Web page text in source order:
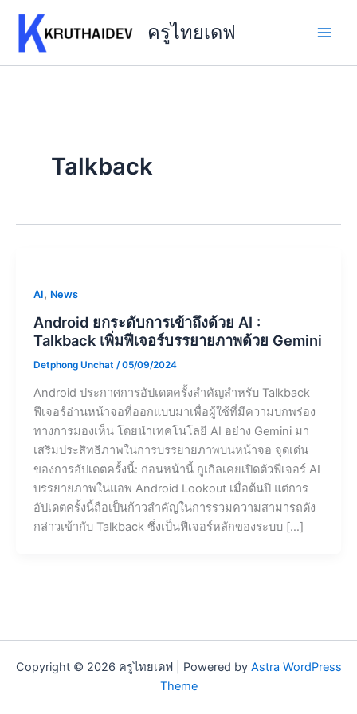
content
ครูไทยเดฟ
Talkback
AI, News
Android ยกระดับการเข้าถึงด้วย AI :
Talkback เพิ่มฟีเจอร์บรรยายภาพด้วย Gemini
Detphong Unchat /05/09/2024
Android ประกาศการอัปเดตครั้งสำคัญสำหรับ Talkback
ฟีเจอร์อ่านหน้าจอที่ออกแบบมาเพื่อผู้ใช้ที่มีความบกพร่อง
ทางการมองเห็น โดยนำเทคโนโลยี AI อย่าง Gemini มา
เสริมประสิทธิภาพในการบรรยายภาพบนหน้าจอ จุดเด่น
ของการอัปเดตครั้งนี้: ก่อนหน้านี้ กูเกิลเคยเปิดตัวฟีเจอร์ AI
บรรยายภาพในแอพ Android Lookout เมื่อต้นปี แต่การ
อัปเดตครั้งนี้ถือเป็นก้าวสำคัญในการรวมความสามารถดัง
กล่าวเข้ากับ Talkback ซึ่งเป็นฟีเจอร์หลักของระบบ […]
Copyright © 2026 ครูไทยเดฟ | Powered by Astra WordPress
Theme